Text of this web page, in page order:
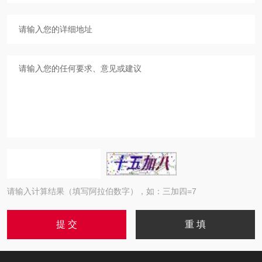
请输入计算结果（填写阿拉伯数字），如：三加四=7